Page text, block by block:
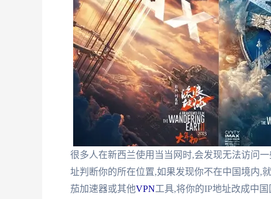
很多人在新西兰使用当当网时,会发现无法访问
址判断你的所在位置,如果发现你不在中国境内,
茄加速器或其他VPN工具,将你的IP地址改成中